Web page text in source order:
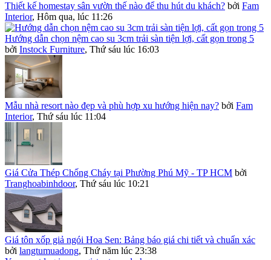
Thiết kế homestay sân vườn thế nào để thu hút du khách? bởi Fam
Interior, Hôm qua, lúc 11:26
Hướng dẫn chọn nệm cao su 3cm trải sàn tiện lợi, cất gọn trong 5
bởi Instock Furniture, Thứ sáu lúc 16:03
Mẫu nhà resort nào đẹp và phù hợp xu hướng hiện nay? bởi Fam
Interior, Thứ sáu lúc 11:04
Giá Cửa Thép Chống Cháy tại Phường Phú Mỹ - TP HCM bởi
Tranghoabinhdoor, Thứ sáu lúc 10:21
Giá tôn xốp giả ngói Hoa Sen: Bảng báo giá chi tiết và chuẩn xác
bởi langtumuadong, Thứ năm lúc 23:38